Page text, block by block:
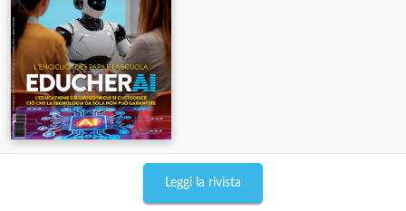
Leggi la rivista